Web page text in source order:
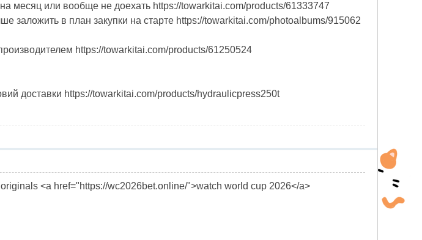
месяц или вообще не доехать https://towarkitai.com/products/61333747
заложить в план закупки на старте https://towarkitai.com/photoalbums/915062
https://towarkitai.com/products/61250524
доставки https://towarkitai.com/products/hydraulicpress250t
<a href="https://wc2026bet.online/">watch world cup 2026</a>